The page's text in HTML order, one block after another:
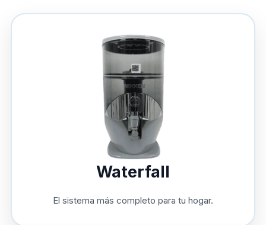
Waterfall
El sistema más completo para tu hogar.